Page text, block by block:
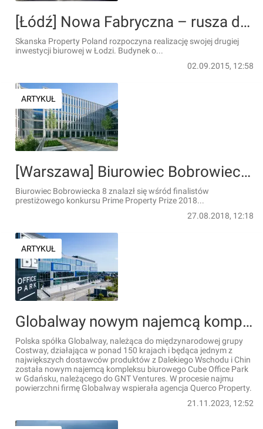
[Łódź] Nowa Fabryczna – rusza drugi projekt Skanska Property Poland w Łodzi
Skanska Property Poland rozpoczyna realizację swojej drugiej
inwestycji biurowej w Łodzi. Budynek o...
02.09.2015, 12:58
ARTYKUŁ
[Warszawa] Biurowiec Bobrowiecka 8 w Warszawie nominowany do Prime Property Prize
Biurowiec Bobrowiecka 8 znalazł się wśród finalistów
prestiżowego konkursu Prime Property Prize 2018...
27.08.2018, 12:18
ARTYKUŁ
Globalway nowym najemcą kompleksu biurowego Cube Office Park w Gdańsku
Polska spółka Globalway, należąca do międzynarodowej grupy
Costway, działająca w ponad 150 krajach i będąca jednym z
największych dostawców produktów z Dalekiego Wschodu i Chin
została nowym najemcą kompleksu biurowego Cube Office Park
w Gdańsku, należącego do GNT Ventures. W procesie najmu
powierzchni firmę Globalway wspierała agencja Querco Property.
21.11.2023, 12:52